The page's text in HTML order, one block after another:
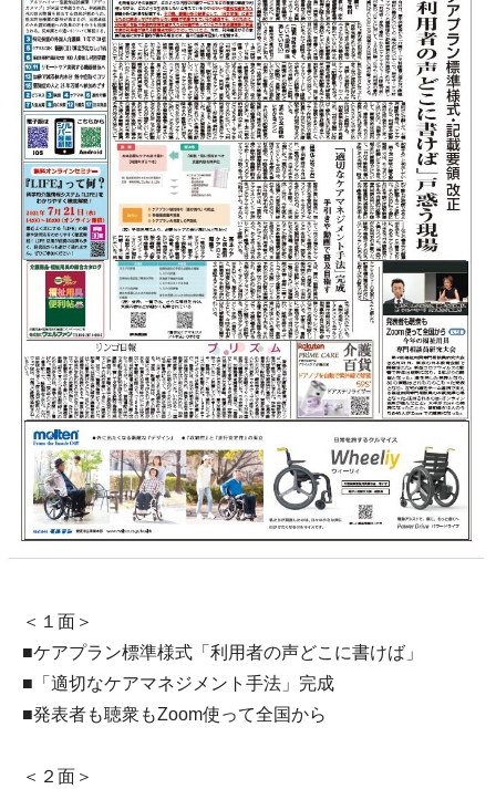
＜１面＞
■ケアプラン標準様式「利用者の声どこに書けば」
■「適切なケアマネジメント手法」完成
■発表者も聴衆もZoom使って全国から
＜２面＞